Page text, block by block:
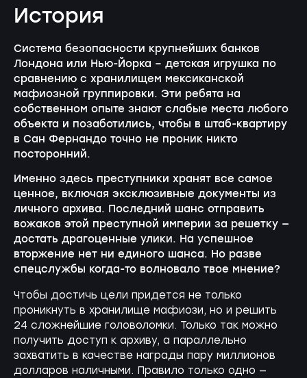
История
Система безопасности крупнейших банков
Лондона или Нью-Йорка – детская игрушка по
сравнению с хранилищем мексиканской
мафиозной группировки. Эти ребята на
собственном опыте знают слабые места любого
объекта и позаботились, чтобы в штаб-квартиру
в Сан Фернандо точно не проник никто
посторонний.
Именно здесь преступники хранят все самое
ценное, включая эксклюзивные документы из
личного архива. Последний шанс отправить
вожаков этой преступной империи за решетку —
достать драгоценные улики. На успешное
вторжение нет ни единого шанса. Но разве
спецслужбы когда-то волновало твое мнение?
Чтобы достичь цели придется не только
проникнуть в хранилище мафиози, но и решить
24 сложнейшие головоломки. Только так можно
получить доступ к архиву, а параллельно
захватить в качестве награды пару миллионов
долларов наличными. Правило только одно —